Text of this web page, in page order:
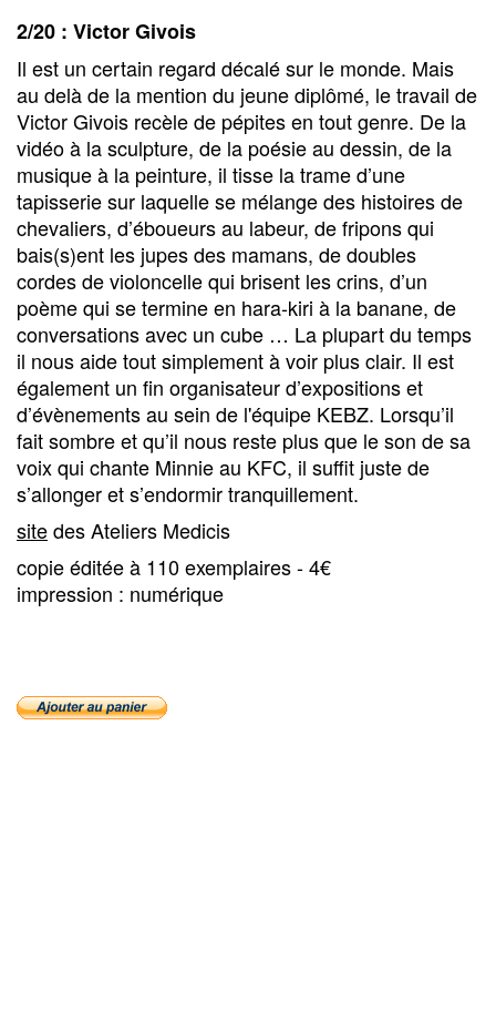
2/20 : Victor Givois
Il est un certain regard décalé sur le monde. Mais
au delà de la mention du jeune diplômé, le travail de
Victor Givois recèle de pépites en tout genre. De la
vidéo à la sculpture, de la poésie au dessin, de la
musique à la peinture, il tisse la trame d’une
tapisserie sur laquelle se mélange des histoires de
chevaliers, d’éboueurs au labeur, de fripons qui
bais(s)ent les jupes des mamans, de doubles
cordes de violoncelle qui brisent les crins, d’un
poème qui se termine en hara-kiri à la banane, de
conversations avec un cube … La plupart du temps
il nous aide tout simplement à voir plus clair. Il est
également un fin organisateur d’expositions et
d’évènements au sein de l'équipe KEBZ. Lorsqu’il
fait sombre et qu’il nous reste plus que le son de sa
voix qui chante Minnie au KFC, il suffit juste de
s’allonger et s’endormir tranquillement.
sitedes Ateliers Medicis
copie éditée à 110 exemplaires - 4€
impression : numérique